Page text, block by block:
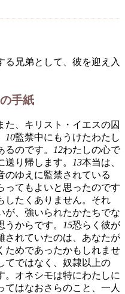
る兄弟として、彼を迎え入
手紙
た、キリスト・イエスの囚
10監禁中にもうけたわたし
のです。 12わたしの心で
り帰します。 13本当は、
のゆえに監禁されている
ってもよいと思ったのです
したくありません。それ
が、強いられたかたちでな
からです。 15恐らく彼が
されていたのは、あなたが
ためであったかもしれませ
てではなく、奴隷以上の
。オネシモは特にわたしに
てはなおさらのこと、一人